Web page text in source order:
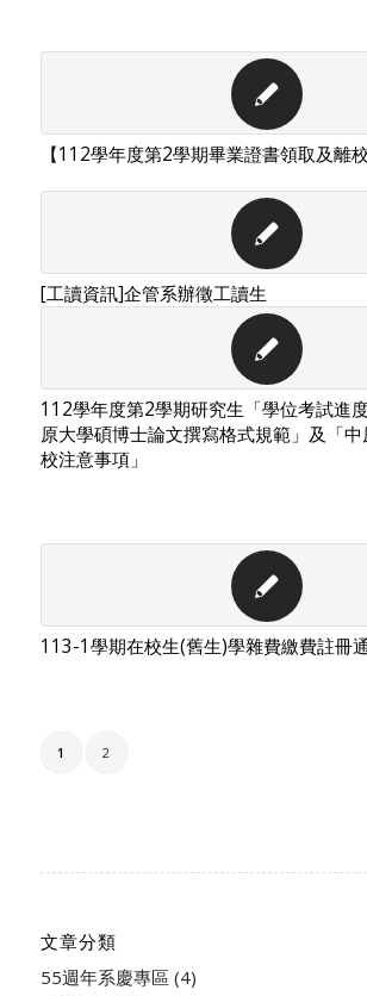
【112學年度第2學期畢業證書領取及離
[工讀資訊]企管系辦徵工讀生
112學年度第2學期研究生「學位考試進
原大學碩博士論文撰寫格式規範」及「
校注意事項」
113-1學期在校生(舊生)學雜費繳費註冊
1 2
文章分類
55週年系慶專區 (4)